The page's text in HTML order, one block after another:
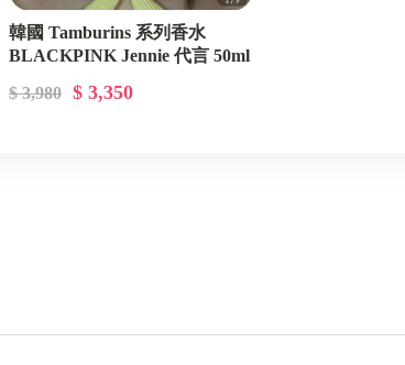
韓國 Tamburins 系列香水
BLACKPINK Jennie 代言 50ml
$ 3,980 $ 3,350